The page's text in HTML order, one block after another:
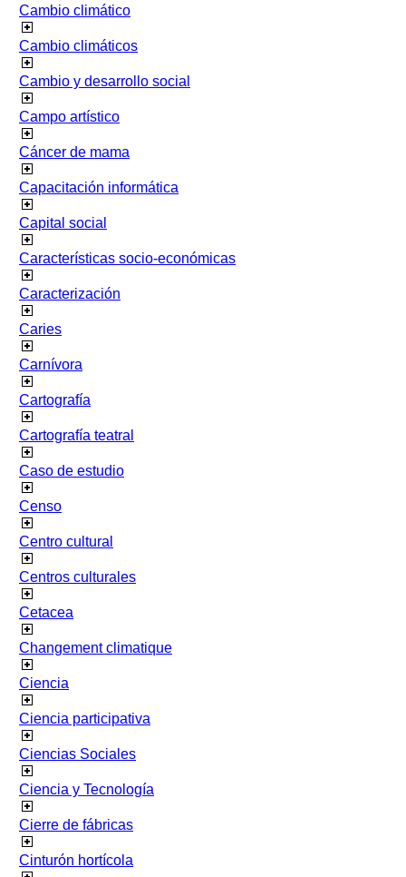
Cambio climático
Cambio climáticos
Cambio y desarrollo social
Campo artístico
Cáncer de mama
Capacitación informática
Capital social
Características socio-económicas
Caracterización
Caries
Carnívora
Cartografía
Cartografía teatral
Caso de estudio
Censo
Centro cultural
Centros culturales
Cetacea
Changement climatique
Ciencia
Ciencia participativa
Ciencias Sociales
Ciencia y Tecnología
Cierre de fábricas
Cinturón hortícola